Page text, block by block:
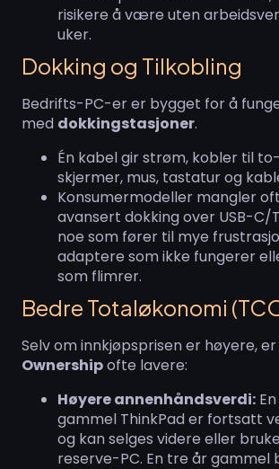
risikere å være uten
uker.
Dokking og Tilkobling
Bedrifts-PC-er er bygget for å
med dokkingstasjoner.
Én kabel gir strøm, kobler til
skjermer, mus, tastatur og
Konsumermodeller mangler
avansert dokking over USB-C/
noe som fører til mye
adaptere som ikke fungerer
som flimrer.
Bedre Totaløkonomi
Selv om innkjøpsprisen er høyere, er
Ownershipofte lavere:
Høyere annenhåndsverdi:
gammel ThinkPad er fortsatt
og kan selges videre eller
reserve-PC. En tre år gammel